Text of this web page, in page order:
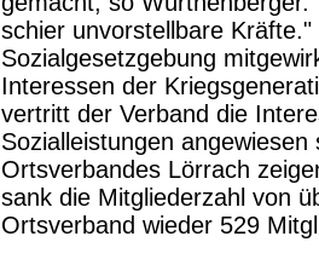
schier unvorstellbare
Sozialgesetzgebung
Interessen der
vertritt der Verband die
Sozialleistungen
Ortsverbandes Lörrach
sank die Mitgliederzahl von
Ortsverband wieder 529